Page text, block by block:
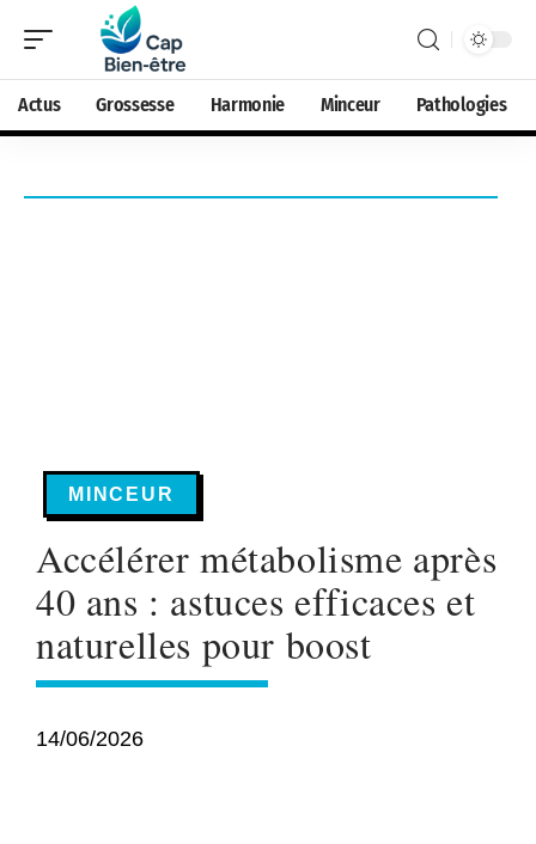
Actus Grossesse Harmonie Minceur Pathologies
MINCEUR
Accélérer métabolisme après
40 ans : astuces efficaces et
naturelles pour boost
14/06/2026